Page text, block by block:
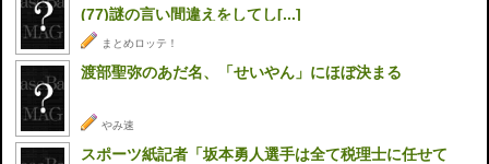
(77)謎の言い間違えをしてし[...]
まとめロッテ！
渡部聖弥のあだ名、「せいやん」にほぼ決まる
やみ速
スポーツ紙記者「坂本勇人選手は全て税理士に任せて